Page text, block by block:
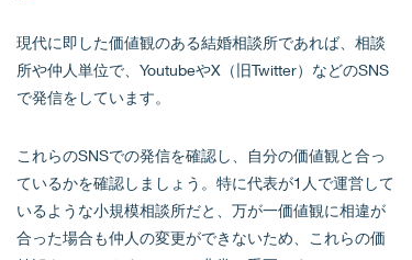
現代に即した価値観のある結婚相談所であれば、相談
所や仲人単位で、YoutubeやX（旧Twitter）などのSNS
で発信をしています。
これらのSNSでの発信を確認し、自分の価値観と合っ
ているかを確認しましょう。特に代表が1人で運営して
いるような小規模相談所だと、万が一価値観に相違が
合った場合も仲人の変更ができないため、これらの価